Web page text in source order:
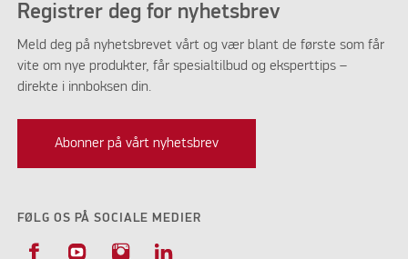
Registrer deg for nyhetsbrev
Meld deg på nyhetsbrevet vårt og vær blant de første som får
vite om nye produkter, får spesialtilbud og eksperttips –
direkte i innboksen din.
Abonner på vårt nyhetsbrev
FØLG OS PÅ SOCIALE MEDIER